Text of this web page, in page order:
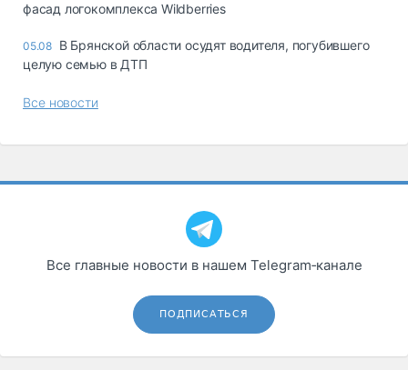
фасад логокомплекса Wildberries
05.08 В Брянской области осудят водителя, погубившего
целую семью в ДТП
Все новости
Все главные новости в нашем Telegram‑канале
ПОДПИСАТЬСЯ